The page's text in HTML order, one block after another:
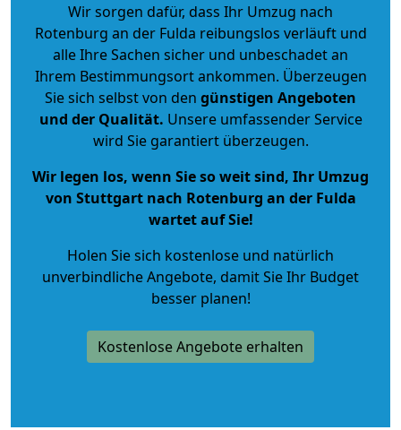
Wir sorgen dafür, dass Ihr Umzug nach
Rotenburg an der Fulda reibungslos verläuft und
alle Ihre Sachen sicher und unbeschadet an
Ihrem Bestimmungsort ankommen. Überzeugen
Sie sich selbst von den günstigen Angeboten
und der Qualität. Unsere umfassender Service
wird Sie garantiert überzeugen.
Wir legen los, wenn Sie so weit sind, Ihr Umzug
von Stuttgart nach Rotenburg an der Fulda
wartet auf Sie!
Holen Sie sich kostenlose und natürlich
unverbindliche Angebote, damit Sie Ihr Budget
besser planen!
Kostenlose Angebote erhalten